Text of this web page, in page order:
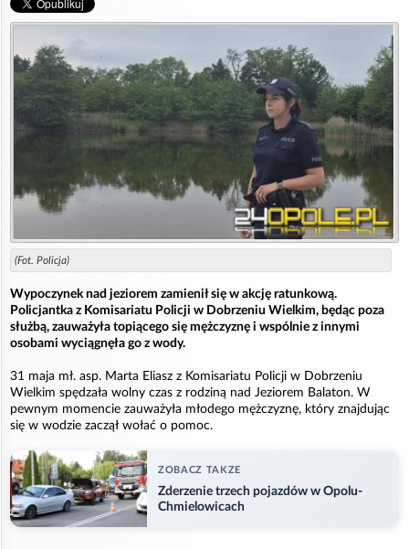
(Fot. Policja)
Wypoczynek nad jeziorem zamienił się w akcję ratunkową.
Policjantka z Komisariatu Policji w Dobrzeniu Wielkim, będąc poza
służbą, zauważyła topiącego się mężczyznę i wspólnie z innymi
osobami wyciągnęła go z wody.
31 maja mł. asp. Marta Eliasz z Komisariatu Policji w Dobrzeniu
Wielkim spędzała wolny czas z rodziną nad Jeziorem Balaton. W
pewnym momencie zauważyła młodego mężczyznę, który znajdując
się w wodzie zaczął wołać o pomoc.
ZOBACZ TAKZE
Zderzenie trzech pojazdów w Opolu-
Chmielowicach